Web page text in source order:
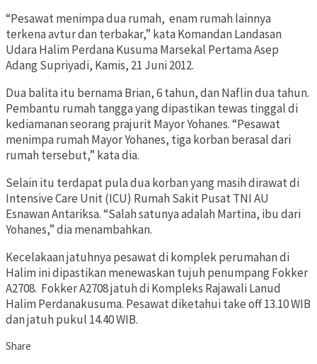
“Pesawat menimpa dua rumah, enam rumah lainnya
terkena avtur dan terbakar,” kata Komandan Landasan
Udara Halim Perdana Kusuma Marsekal Pertama Asep
Adang Supriyadi, Kamis, 21 Juni 2012.
Dua balita itu bernama Brian, 6 tahun, dan Naflin dua tahun.
Pembantu rumah tangga yang dipastikan tewas tinggal di
kediamanan seorang prajurit Mayor Yohanes. “Pesawat
menimpa rumah Mayor Yohanes, tiga korban berasal dari
rumah tersebut,” kata dia.
Selain itu terdapat pula dua korban yang masih dirawat di
Intensive Care Unit (ICU) Rumah Sakit Pusat TNI AU
Esnawan Antariksa. “Salah satunya adalah Martina, ibu dari
Yohanes,” dia menambahkan.
Kecelakaan jatuhnya pesawat di komplek perumahan di
Halim ini dipastikan menewaskan tujuh penumpang Fokker
A2708. Fokker A2708 jatuh di Kompleks Rajawali Lanud
Halim Perdanakusuma. Pesawat diketahui take off 13.10 WIB
dan jatuh pukul 14.40 WIB.
Share